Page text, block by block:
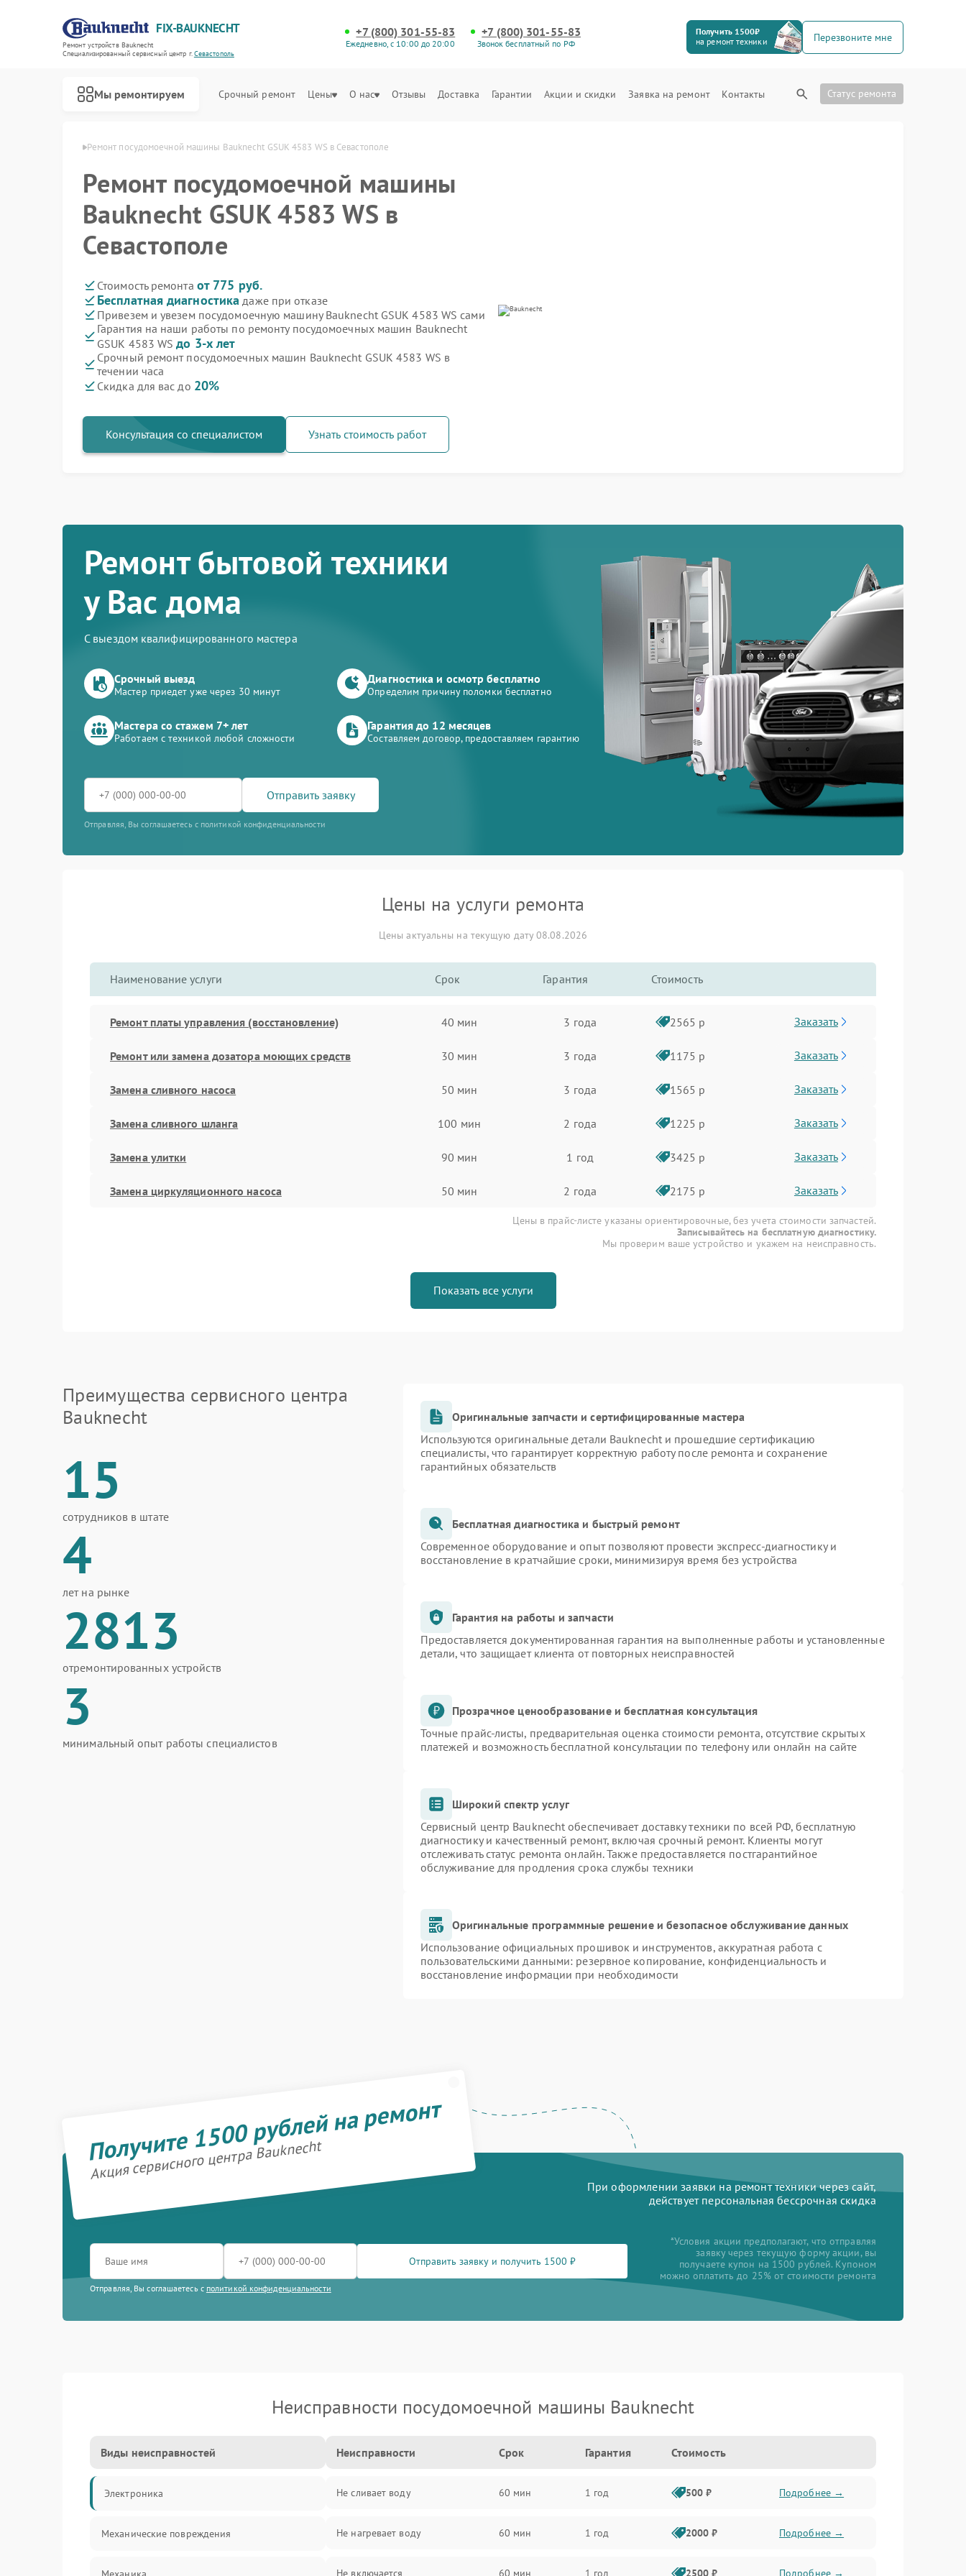
FIX-BAUKNECHT
Ремонт устройств Bauknecht
Специализированный cервисный центр г.Севастополь
+7 (800) 301-55-83
Ежедневно, с 10:00 до 20:00
+7 (800) 301-55-83
Звонок бесплатный по РФ
Получить 1500₽
на ремонт техники
Перезвоните мне
Мы ремонтируем Срочный ремонт Цены О нас Отзывы Доставка Гарантии Акции и скидки Заявка на ремонт Контакты Статус ремонта
Ремонт посудомоечной машины Bauknecht GSUK 4583 WS в Севастополе
Ремонт посудомоечной машины
Bauknecht GSUK 4583 WS в
Севастополе
Стоимость ремонта от 775 руб.
Бесплатная диагностика даже при отказе
Привезем и увезем посудомоечную машину Bauknecht GSUK 4583 WS сами
Гарантия на наши работы по ремонту посудомоечных машин Bauknecht
GSUK 4583 WSдо 3-х лет
Срочный ремонт посудомоечных машин Bauknecht GSUK 4583 WS в
течении часа
Скидка для вас до 20%
Консультация со специалистом Узнать стоимость работ
Ремонт бытовой техники
у Вас дома
С выездом квалифицированного мастера
Срочный выезд
Мастер приедет уже через 30 минут
Диагностика и осмотр бесплатно
Определим причину поломки бесплатно
Мастера со стажем 7+ лет
Работаем с техникой любой сложности
Гарантия до 12 месяцев
Составляем договор, предоставляем гарантию
Отправить заявку
Отправляя, Вы соглашаетесь с политикой конфиденциальности
Цены на услуги ремонта
Цены актуальны на текущую дату 08.08.2026
Наименование услуги Срок Гарантия Стоимость
Ремонт платы управления (восстановление) 40 мин 3 года 2565 р Заказать
Ремонт или замена дозатора моющих средств 30 мин 3 года 1175 р Заказать
Замена сливного насоса 50 мин 3 года 1565 р Заказать
Замена сливного шланга 100 мин 2 года 1225 р Заказать
Замена улитки 90 мин 1 год 3425 р Заказать
Замена циркуляционного насоса 50 мин 2 года 2175 р Заказать
Цены в прайс-листе указаны ориентировочные, без учета стоимости запчастей.
Записывайтесь на бесплатную диагностику.
Мы проверим ваше устройство и укажем на неисправность.
Показать все услуги
Преимущества сервисного центра
Bauknecht
15
сотрудников в штате
4
лет на рынке
2813
отремонтированных устройств
3
минимальный опыт работы специалистов
Оригинальные запчасти и сертифицированные мастера
Используются оригинальные детали Bauknecht и прошедшие сертификацию
специалисты, что гарантирует корректную работу после ремонта и сохранение
гарантийных обязательств
Бесплатная диагностика и быстрый ремонт
Современное оборудование и опыт позволяют провести экспресс-диагностику и
восстановление в кратчайшие сроки, минимизируя время без устройства
Гарантия на работы и запчасти
Предоставляется документированная гарантия на выполненные работы и установленные
детали, что защищает клиента от повторных неисправностей
Прозрачное ценообразование и бесплатная консультация
Точные прайс-листы, предварительная оценка стоимости ремонта, отсутствие скрытых
платежей и возможность бесплатной консультации по телефону или онлайн на сайте
Широкий спектр услуг
Сервисный центр Bauknecht обеспечивает доставку техники по всей РФ, бесплатную
диагностику и качественный ремонт, включая срочный ремонт. Клиенты могут
отслеживать статус ремонта онлайн. Также предоставляется постгарантийное
обслуживание для продления срока службы техники
Оригинальные программные решение и безопасное обслуживание данных
Использование официальных прошивок и инструментов, аккуратная работа с
пользовательскими данными: резервное копирование, конфиденциальность и
восстановление информации при необходимости
Получите 1500 рублей на ремонт
Акция сервисного центра Bauknecht
При оформлении заявки на ремонт техники через сайт,
действует персональная бессрочная скидка
Отправить заявку и получить 1500 ₽
Отправляя, Вы соглашаетесь с политикой конфиденциальности
*Условия акции предполагают, что отправляя
заявку через текущую форму акции, вы
получаете купон на 1500 рублей. Купоном
можно оплатить до 25% от стоимости ремонта
Неисправности посудомоечной машины Bauknecht
Виды неисправностей
Электроника
Механические повреждения
Неисправности Срок Гарантия Стоимость
Не сливает воду 60 мин 1 год 500 ₽ Подробнее →
Не нагревает воду 60 мин 1 год 2000 ₽ Подробнее →
Не включается 60 мин 1 год 2500 ₽ Подробнее →